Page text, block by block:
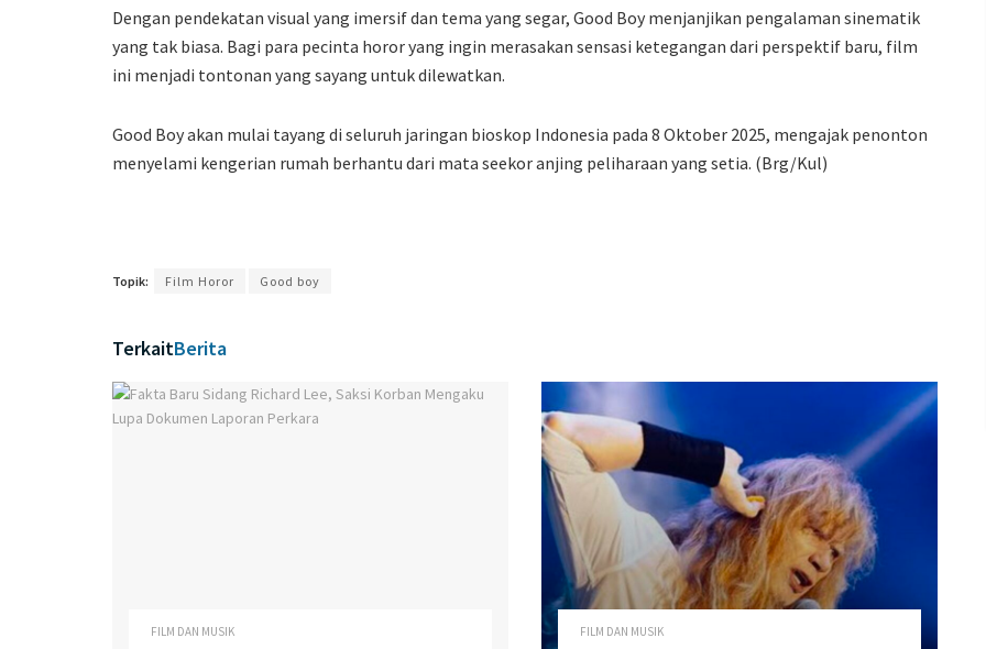
Dengan pendekatan visual yang imersif dan tema yang segar, Good Boy menjanjikan pengalaman sinematik
yang tak biasa. Bagi para pecinta horor yang ingin merasakan sensasi ketegangan dari perspektif baru, film
ini menjadi tontonan yang sayang untuk dilewatkan.
Good Boy akan mulai tayang di seluruh jaringan bioskop Indonesia pada 8 Oktober 2025, mengajak penonton
menyelami kengerian rumah berhantu dari mata seekor anjing peliharaan yang setia. (Brg/Kul)
Topik: Film Horor Good boy
TerkaitBerita
FILM DAN MUSIK FILM DAN MUSIK